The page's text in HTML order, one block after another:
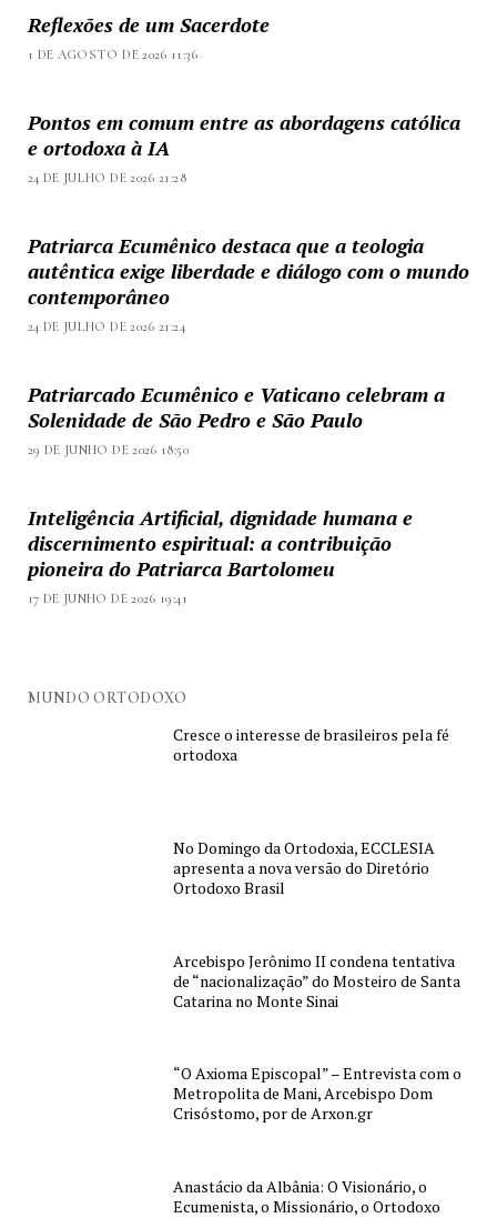
Reflexões de um Sacerdote
1 DE AGOSTO DE 2026 11:36
Pontos em comum entre as abordagens católica
e ortodoxa à IA
24 DE JULHO DE 2026 21:28
Patriarca Ecumênico destaca que a teologia
autêntica exige liberdade e diálogo com o mundo
contemporâneo
24 DE JULHO DE 2026 21:24
Patriarcado Ecumênico e Vaticano celebram a
Solenidade de São Pedro e São Paulo
29 DE JUNHO DE 2026 18:50
Inteligência Artificial, dignidade humana e
discernimento espiritual: a contribuição
pioneira do Patriarca Bartolomeu
17 DE JUNHO DE 2026 19:41
MUNDO ORTODOXO
Cresce o interesse de brasileiros pela fé
ortodoxa
No Domingo da Ortodoxia, ECCLESIA
apresenta a nova versão do Diretório
Ortodoxo Brasil
Arcebispo Jerônimo II condena tentativa
de “nacionalização” do Mosteiro de Santa
Catarina no Monte Sinai
“O Axioma Episcopal” – Entrevista com o
Metropolita de Mani, Arcebispo Dom
Crisóstomo, por de Arxon.gr
Anastácio da Albânia: O Visionário, o
Ecumenista, o Missionário, o Ortodoxo